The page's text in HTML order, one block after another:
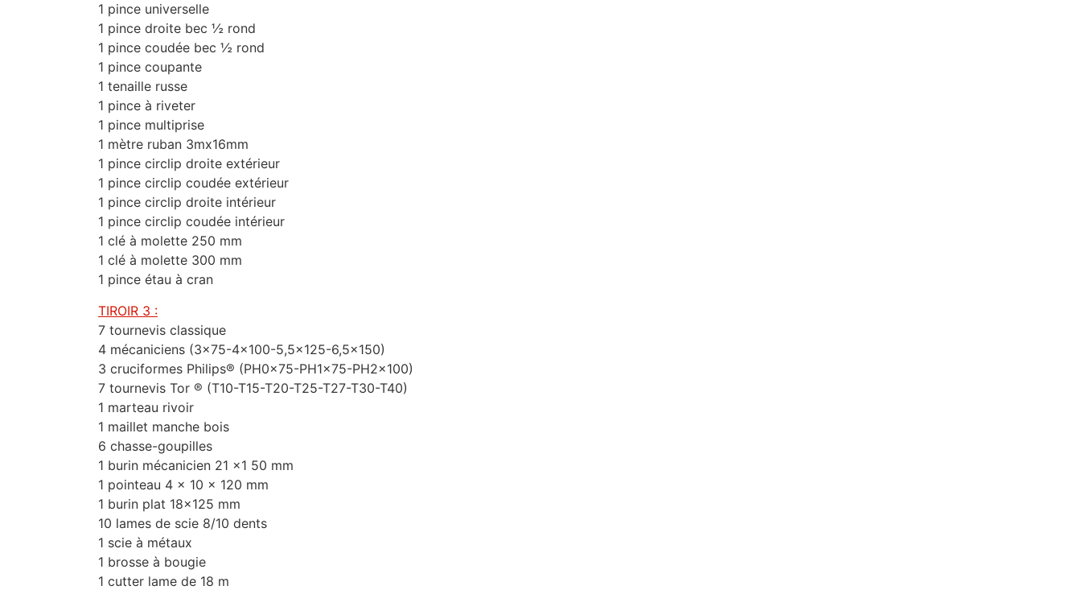
1 pince universelle
1 pince droite bec ½ rond
1 pince coudée bec ½ rond
1 pince coupante
1 tenaille russe
1 pince à riveter
1 pince multiprise
1 mètre ruban 3mx16mm
1 pince circlip droite extérieur
1 pince circlip coudée extérieur
1 pince circlip droite intérieur
1 pince circlip coudée intérieur
1 clé à molette 250 mm
1 clé à molette 300 mm
1 pince étau à cran
TIROIR 3 :
7 tournevis classique
4 mécaniciens (3×75-4×100-5,5×125-6,5×150)
3 cruciformes Philips® (PH0x75-PH1x75-PH2x100)
7 tournevis Tor ® (T10-T15-T20-T25-T27-T30-T40)
1 marteau rivoir
1 maillet manche bois
6 chasse-goupilles
1 burin mécanicien 21 x1 50 mm
1 pointeau 4 x 10 x 120 mm
1 burin plat 18×125 mm
10 lames de scie 8/10 dents
1 scie à métaux
1 brosse à bougie
1 cutter lame de 18 m